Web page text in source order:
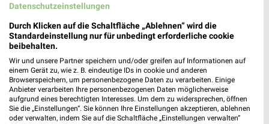
ALDI SÜD Prospekt für Hemmingen ab
Sa. den 01.08.
Reisemagazin August 2026
Gültig von 01. Aug. bis 31. Aug.
📅 Kalendereintrag erstellen
Datenschutzeinstellungen
Durch Klicken auf die Schaltfläche „Ablehnen“ wird die
Standardeinstellung nur für unbedingt erforderliche cookie
beibehalten.
Wir und unsere Partner speichern und/oder greifen auf Informationen auf
einem Gerät zu, wie z. B. eindeutige IDs in cookie und anderen
Browserspeichern, um personenbezogene Daten zu verarbeiten. Einige
Anbieter verarbeiten Ihre personenbezogenen Daten möglicherweise
aufgrund eines berechtigten Interesses. Um dem zu widersprechen, öffnen
Sie die „Einstellungen“. Sie können Ihre Einstellungen akzeptieren, ablehnen
oder verwalten, indem Sie auf die Schaltfläche „Einstellungen verwalten“